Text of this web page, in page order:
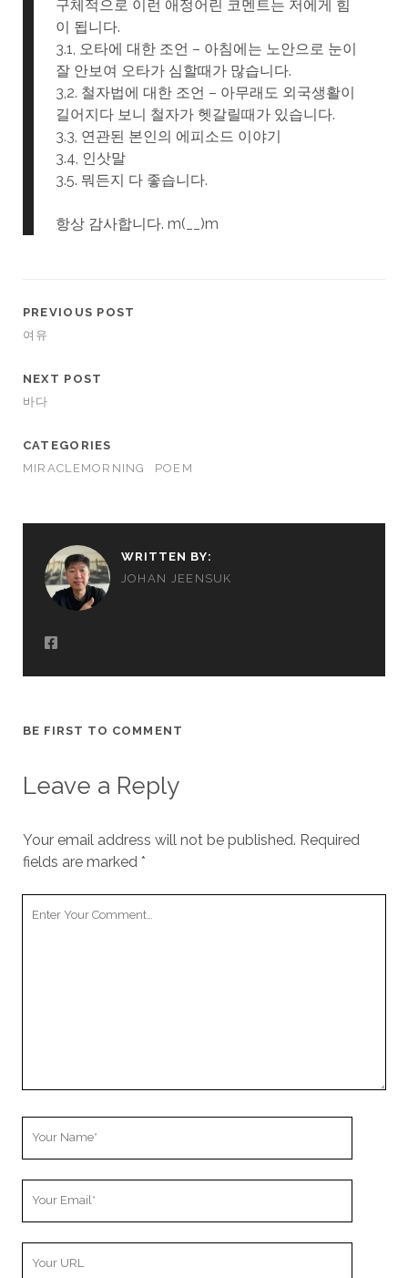
구체적으로 이런 애정어린 코멘트는 저에게 힘
이 됩니다.
3.1, 오타에 대한 조언 – 아침에는 노안으로 눈이
잘 안보여 오타가 심할때가 많습니다.
3,2. 철자법에 대한 조언 – 아무래도 외국생활이
길어지다 보니 철자가 헷갈릴때가 있습니다.
3.3, 연관된 본인의 에피소드 이야기
3.4, 인삿말
3.5. 뭐든지 다 좋습니다.
항상 감사합니다. m(__)m
PREVIOUS POST
여유
NEXT POST
바다
CATEGORIES
MIRACLEMORNING
POEM
WRITTEN BY:
JOHAN JEENSUK
BE FIRST TO COMMENT
Leave a Reply
Your email address will not be published. Required
fields are marked *